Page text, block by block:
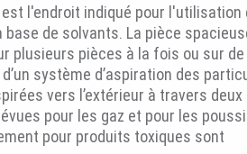
l'endroit indiqué pour l'utilisation
de solvants. La pièce
plusieurs pièces à la fois ou sur
système d’aspiration des
vers l’extérieur à travers deux
pour les gaz et pour les
pour produits toxiques sont